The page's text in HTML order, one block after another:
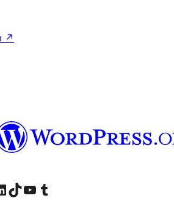
↗
account
our LinkedIn account
Visit our TikTok account
Visit our YouTube channel
Visit our Tumblr account